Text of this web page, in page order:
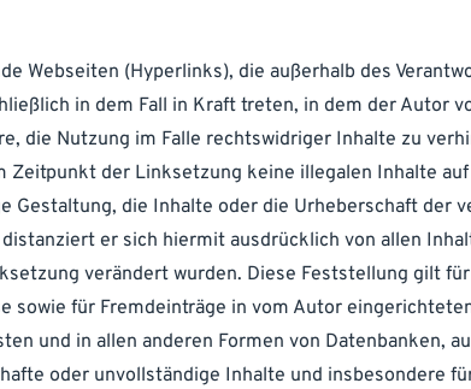
Webseiten (Hyperlinks), die außerhalb des
in dem Fall in Kraft treten, in dem der Autor
die Nutzung im Falle rechtswidriger Inhalte zu
der Linksetzung keine illegalen Inhalte
Gestaltung, die Inhalte oder die Urheberschaft der
er sich hiermit ausdrücklich von allen
verändert wurden. Diese Feststellung gilt
sowie für Fremdeinträge in vom Autor
und in allen anderen Formen von Datenbanken,
oder unvollständige Inhalte und insbesondere